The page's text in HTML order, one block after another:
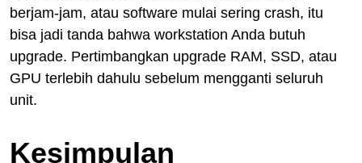
berjam-jam, atau software mulai sering crash, itu
bisa jadi tanda bahwa workstation Anda butuh
upgrade. Pertimbangkan upgrade RAM, SSD, atau
GPU terlebih dahulu sebelum mengganti seluruh
unit.
Kesimpulan